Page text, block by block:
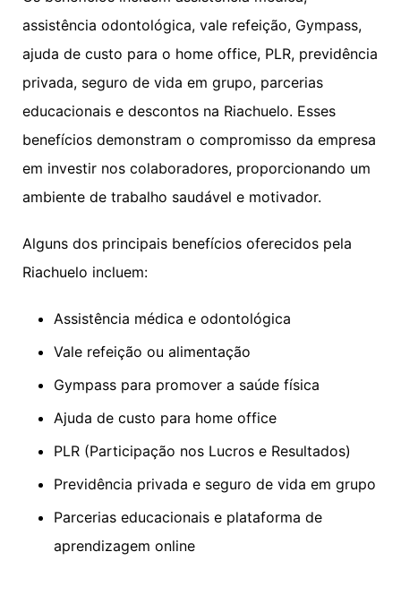
assistência odontológica, vale refeição, Gympass,
ajuda de custo para o home office, PLR, previdência
privada, seguro de vida em grupo, parcerias
educacionais e descontos na Riachuelo. Esses
benefícios demonstram o compromisso da empresa
em investir nos colaboradores, proporcionando um
ambiente de trabalho saudável e motivador.
Alguns dos principais benefícios oferecidos pela
Riachuelo incluem:
Assistência médica e odontológica
Vale refeição ou alimentação
Gympass para promover a saúde física
Ajuda de custo para home office
PLR (Participação nos Lucros e Resultados)
Previdência privada e seguro de vida em grupo
Parcerias educacionais e plataforma de
aprendizagem online